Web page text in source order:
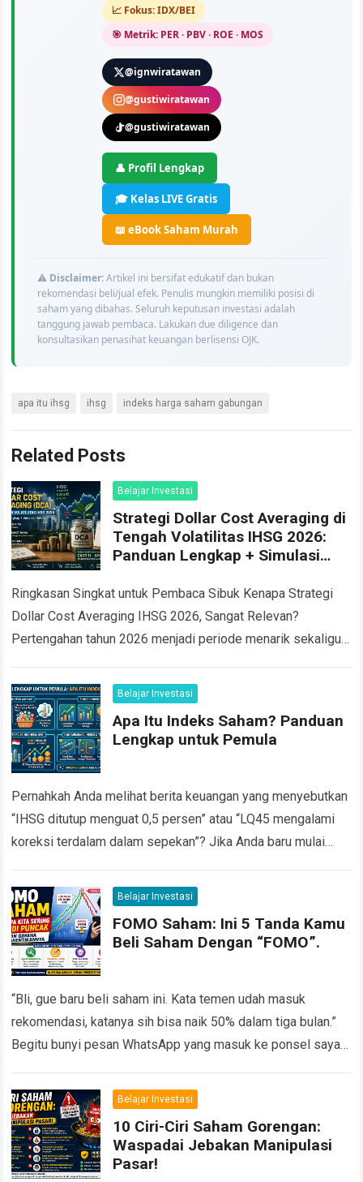
📈 Fokus: IDX/BEI
🎯 Metrik: PER · PBV · ROE · MOS
@ignwiratawan
@gustiwiratawan
@gustiwiratawan
👤 Profil Lengkap
🎓 Kelas LIVE Gratis
📖 eBook Saham Murah
⚠️ Disclaimer:Artikel ini bersifat edukatif dan bukan
rekomendasi beli/jual efek. Penulis mungkin memiliki posisi di
saham yang dibahas. Seluruh keputusan investasi adalah
tanggung jawab pembaca. Lakukan due diligence dan
konsultasikan penasihat keuangan berlisensi OJK.
apa itu ihsg ihsg indeks harga saham gabungan
Related Posts
Belajar Investasi
Strategi Dollar Cost Averaging di
Tengah Volatilitas IHSG 2026:
Panduan Lengkap + Simulasi
Ringkasan Singkat untuk Pembaca Sibuk Kenapa Strategi
Dollar Cost Averaging IHSG 2026, Sangat Relevan?
Pertengahan tahun 2026 menjadi periode menarik sekaligus
2026,…Read more
Belajar Investasi
Apa Itu Indeks Saham? Panduan
Lengkap untuk Pemula
Pernahkah Anda melihat berita keuangan yang menyebutkan
“IHSG ditutup menguat 0,5 persen” atau “LQ45 mengalami
koreksi terdalam dalam sepekan”? Jika Anda baru mulai
Belajar Investasi
FOMO Saham: Ini 5 Tanda Kamu
Beli Saham Dengan “FOMO”.
“Bli, gue baru beli saham ini. Kata temen udah masuk
rekomendasi, katanya sih bisa naik 50% dalam tiga bulan.”
Begitu bunyi pesan WhatsApp yang masuk ke ponsel saya
Belajar Investasi
10 Ciri-Ciri Saham Gorengan:
Waspadai Jebakan Manipulasi
Pasar!